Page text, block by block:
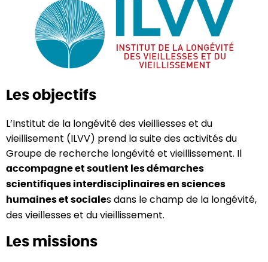
Les objectifs
L’Institut de la longévité des vieilliesses et du
vieillisement (ILVV) prend la suite des activitésdu
Groupe de recherche longévité et vieillissement. Il
accompagne et soutient les démarches
scientifiques interdisciplinaires en sciences
humaines et sociales dans le champ de la longévité,
desvieillesses et du vieillissement.
Les missions